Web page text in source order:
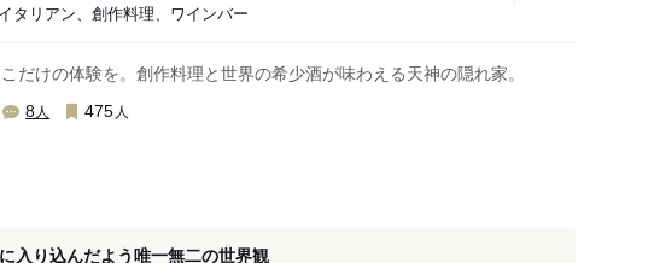
タリアン、創作料理、ワインバー
だけの体験を。創作料理と世界の希少酒が味わえる天神の隠れ家。
8人 475 人
入り込んだよう唯一無二の世界観